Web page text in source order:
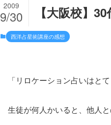
【大阪校】
2009
9/30
西洋占星術講座の感想
「リロケーション占いはと
生徒が何人かいると、他人